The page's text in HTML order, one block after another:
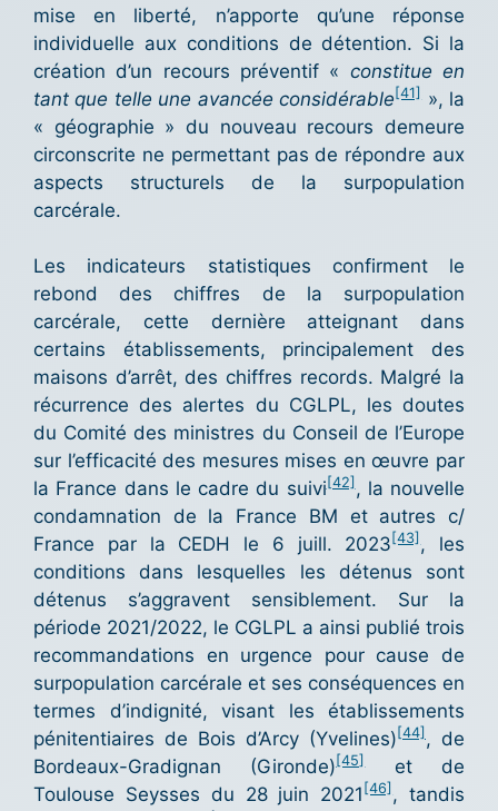
mise en liberté, n’apporte qu’une réponse
individuelle aux conditions de détention. Si la
création d’un recours préventif « constitue en
tant que telle une avancée considérable[41]», la
« géographie » du nouveau recours demeure
circonscrite ne permettant pas de répondre aux
aspects structurels de la surpopulation
carcérale.
Les indicateurs statistiques confirment le
rebond des chiffres de la surpopulation
carcérale, cette dernière atteignant dans
certains établissements, principalement des
maisons d’arrêt, des chiffres records. Malgré la
récurrence des alertes du CGLPL, les doutes
du Comité des ministres du Conseil de l’Europe
sur l’efficacité des mesures mises en œuvre par
la France dans le cadre du suivi[42], la nouvelle
condamnation de la France BM et autres c/
France par la CEDH le 6 juill. 2023 [43] , les
conditions dans lesquelles les détenus sont
détenus s’aggravent sensiblement. Sur la
période 2021/2022, le CGLPL a ainsi publié trois
recommandations en urgence pour cause de
surpopulation carcérale et ses conséquences en
termes d’indignité, visant les établissements
pénitentiaires de Bois d’Arcy (Yvelines) [44] , de
Bordeaux-Gradignan (Gironde)[45] et de
Toulouse Seysses du 28 juin 2021 [46] , tandis